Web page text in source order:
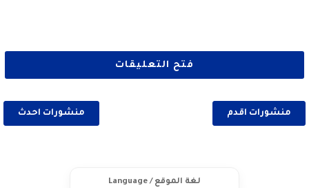
فتح التعليقات
منشورات احدث منشورات اقدم
لغة الموقع / Language